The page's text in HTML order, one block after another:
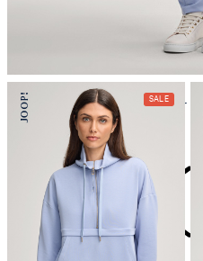
Bügeln bei geringer Temperatur